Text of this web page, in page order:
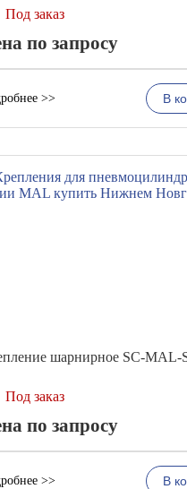
Под заказ
по запросу
В
>>
шарнирное SC-MAL-
Под заказ
по запросу
В
>>